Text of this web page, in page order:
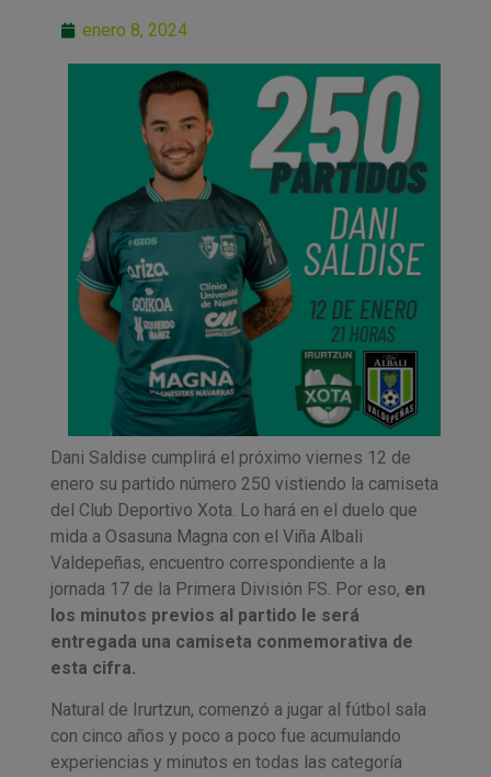
enero 8, 2024
Dani Saldise cumplirá el próximo viernes 12 de
enero su partido número 250 vistiendo la camiseta
del Club Deportivo Xota. Lo hará en el duelo que
mida a Osasuna Magna con el Viña Albali
Valdepeñas, encuentro correspondiente a la
jornada 17 de la Primera División FS. Por eso, en
los minutos previos al partido le será
entregada una camiseta conmemorativa de
esta cifra.
Natural de Irurtzun, comenzó a jugar al fútbol sala
con cinco años y poco a poco fue acumulando
experiencias y minutos en todas las categoría